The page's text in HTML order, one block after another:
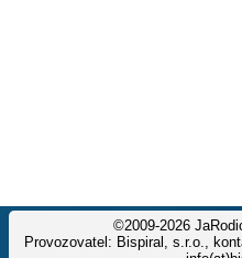
©2009-2026
Provozovatel: Bispiral, s.r.o.,